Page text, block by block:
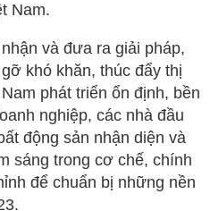
Nam.
và đưa ra giải pháp,
khó khăn, thúc đẩy thị
phát triển ổn định, bền
nghiệp, các nhà đầu
động sản nhận diện và
sáng trong cơ chế, chính
để chuẩn bị những nền